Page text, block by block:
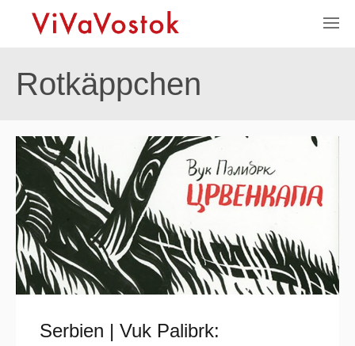
Rotkäppchen
Serbien | Vuk Palibrk: